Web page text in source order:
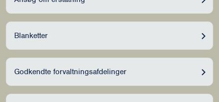
Blanketter
Godkendte forvaltningsafdelinger